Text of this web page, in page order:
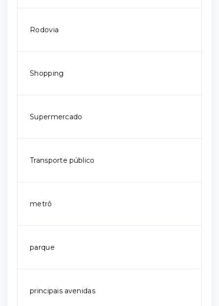
Rodovia
Shopping
Supermercado
Transporte público
metrô
parque
principais avenidas